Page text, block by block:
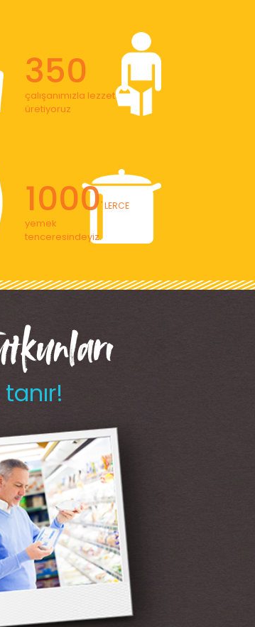
350
çalışanımızla lezzet
üretiyoruz
1000' LERCE
yemek
tenceresindeyiz